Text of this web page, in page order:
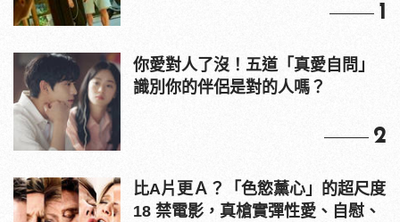
1
你愛對人了沒！五道「真愛自問」
識別你的伴侶是對的人嗎？
2
比A片更Ａ？「色慾薰心」的超尺度
18 禁電影，真槍實彈性愛、自慰、